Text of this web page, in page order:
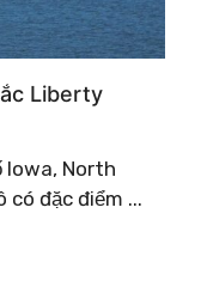
Liberty
Iowa, North
đặc điểm ...